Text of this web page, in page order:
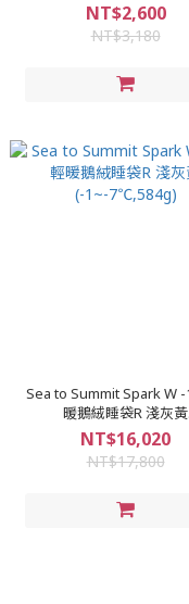
NT$2,600
NT$3,180
Sea to Summit Spark W -1 極輕
暖鵝絨睡袋R 淺灰黃
(-1~-7℃,584g)
NT$16,020
NT$17,800